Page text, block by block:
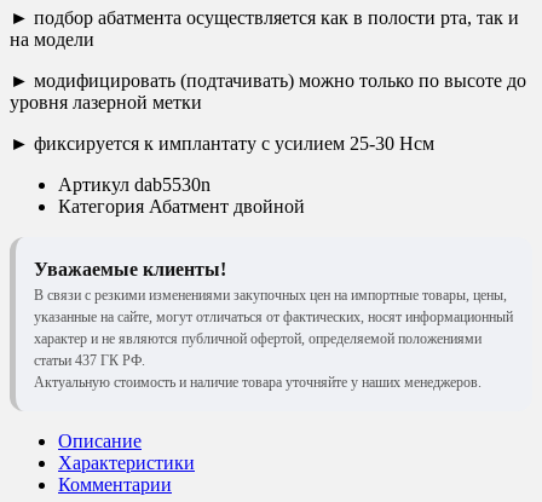
► подбор абатмента осуществляется как в полости рта, так и
на модели
► модифицировать (подтачивать) можно только по высоте до
уровня лазерной метки
► фиксируется к имплантату с усилием 25-30 Нсм
Артикул dab5530n
Категория Абатмент двойной
Уважаемые клиенты!
В связи с резкими изменениями закупочных цен на импортные товары, цены,
указанные на сайте, могут отличаться от фактических, носят информационный
характер и не являются публичной офертой, определяемой положениями
статьи 437 ГК РФ.
Актуальную стоимость и наличие товара уточняйте у наших менеджеров.
Описание
Характеристики
Комментарии